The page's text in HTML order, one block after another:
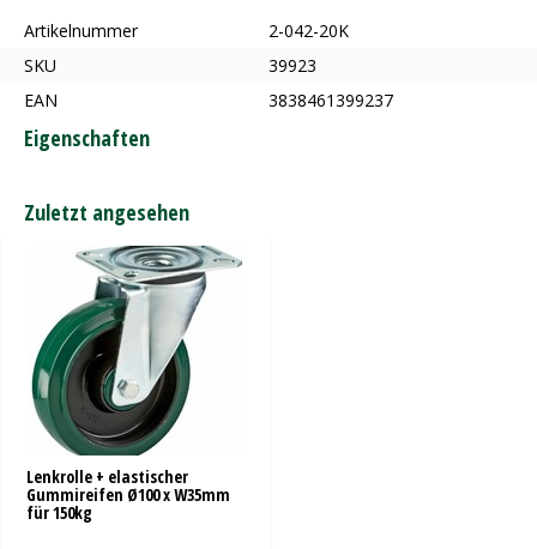
Artikelnummer
2-042-20K
SKU
39923
EAN
3838461399237
Eigenschaften
Zuletzt angesehen
Lenkrolle + elastischer
Gummireifen Ø100 x W35mm
für 150kg